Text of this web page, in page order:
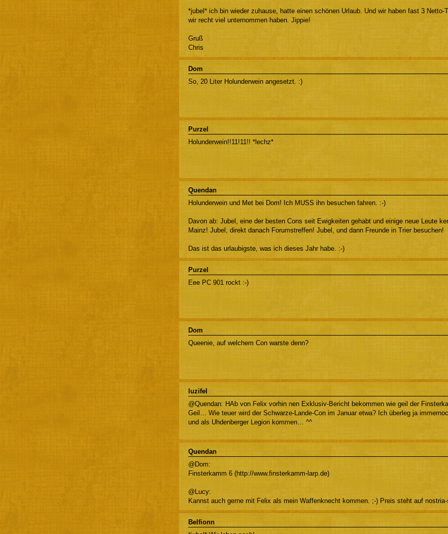
*jubel* ich bin wieder zuhause, hatte einen schönen Urlaub. Und wir haben fast 3 Netto-
wir recht viel unternommen haben. Jippie!
Gruß
Chris
Dom
So, 20 Liter Holunderwein angesetzt. :)
Purzel
Holunderwein!!11!11!! *lechz*
Quendan
Holunderwein und Met bei Dom! Ich MUSS ihn besuchen fahren. :-)
Davon ab: Jubel, eine der besten Cons seit Ewigkeiten gehabt und einige neue Leute
Mainz! Jubel, direkt danach Forumstreffen! Jubel, und dann Freunde in Trier besuchen!
Das ist das urlaubigste, was ich dieses Jahr habe. :-)
Purzel
Eee PC 901 rockt :-)
Dom
Queenie, auf welchem Con warste denn?
luzifel
@Quendan: HAb von Felix vorhin nen Exklusiv-Bericht bekommen wie geil der
Geil… Wie teuer wird der Schwarze-Lande-Con im Januar etwa? Ich überleg ja
und als Uhdenberger Legion kommen… ^^
Quendan
@Dom:
Finsterkamm 6 (http://www.finsterkamm-larp.de)
@Lucy:
Kannst auch gerne mit Felix als mein Waffenknecht kommen. ;-) Preis steht auf
Belfionn